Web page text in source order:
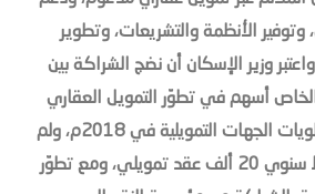
وتوفير الأنظمة والتشريعات، وتطوير
وزير الإسكان أن نضج الشراكة بين
أسهم في تطوّر التمويل العقاري
الذي لم يكن ضمن أولويات الجهات التمويلية في 2018م، ولم
يتجاوز حينها كمتوسط سنوي 20 ألف عقد تمويلي، ومع تطوّر